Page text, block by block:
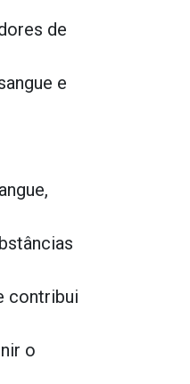
de
e
contribui
o